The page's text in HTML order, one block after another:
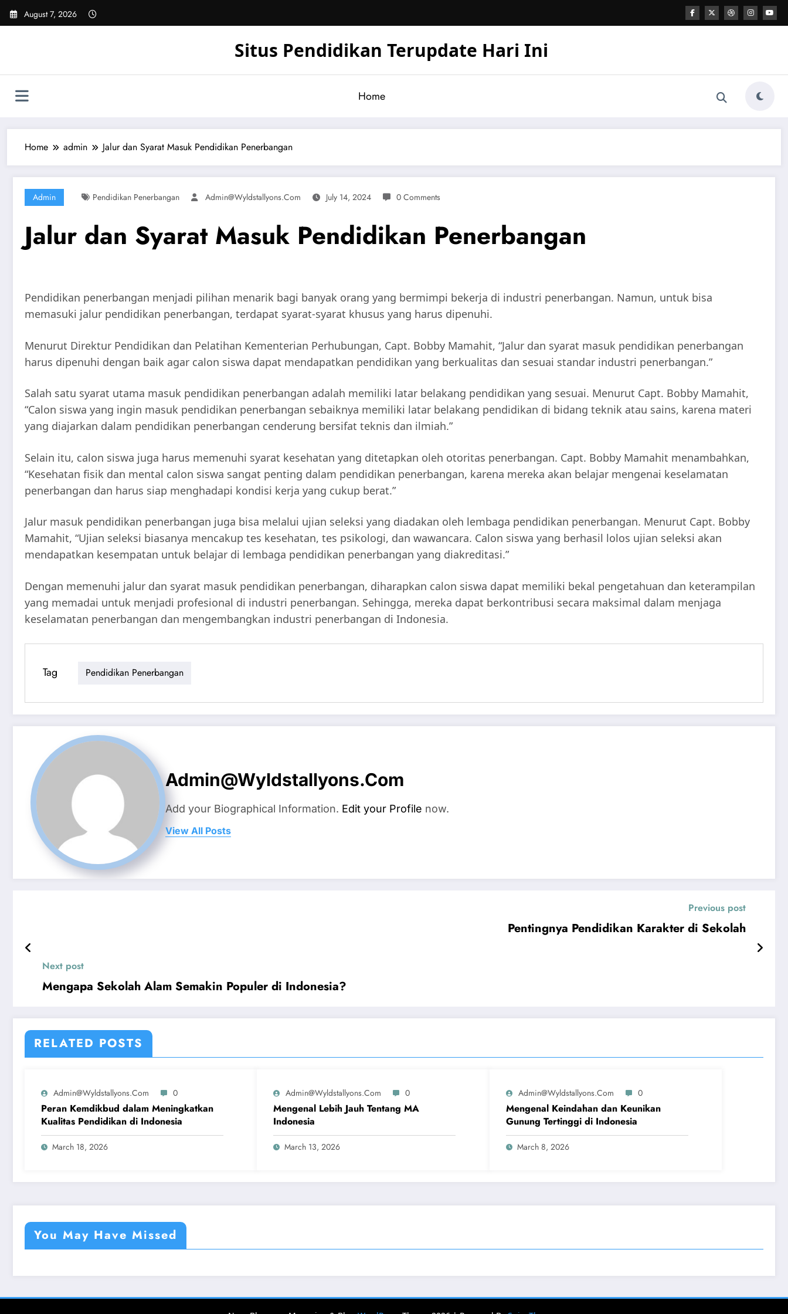
Skip
August 7, 2026
Situs Pendidikan Terupdate Hari Ini
Home
Home admin Jalur dan Syarat Masuk Pendidikan Penerbangan
Admin Pendidikan Penerbangan Admin@wyldstallyons.com July 14, 2024 0 Comments
Jalur dan Syarat Masuk Pendidikan Penerbangan
Pendidikan penerbangan menjadi pilihan menarik bagi banyak orang yang bermimpi bekerja di industri penerbangan. Namun, untuk bisa
memasuki jalur pendidikan penerbangan, terdapat syarat-syarat khusus yang harus dipenuhi.
Menurut Direktur Pendidikan dan Pelatihan Kementerian Perhubungan, Capt. Bobby Mamahit, “Jalur dan syarat masuk pendidikan penerbangan
harus dipenuhi dengan baik agar calon siswa dapat mendapatkan pendidikan yang berkualitas dan sesuai standar industri penerbangan.”
Salah satu syarat utama masuk pendidikan penerbangan adalah memiliki latar belakang pendidikan yang sesuai. Menurut Capt. Bobby Mamahit,
“Calon siswa yang ingin masuk pendidikan penerbangan sebaiknya memiliki latar belakang pendidikan di bidang teknik atau sains, karena materi
yang diajarkan dalam pendidikan penerbangan cenderung bersifat teknis dan ilmiah.”
Selain itu, calon siswa juga harus memenuhi syarat kesehatan yang ditetapkan oleh otoritas penerbangan. Capt. Bobby Mamahit menambahkan,
“Kesehatan fisik dan mental calon siswa sangat penting dalam pendidikan penerbangan, karena mereka akan belajar mengenai keselamatan
penerbangan dan harus siap menghadapi kondisi kerja yang cukup berat.”
Jalur masuk pendidikan penerbangan juga bisa melalui ujian seleksi yang diadakan oleh lembaga pendidikan penerbangan. Menurut Capt. Bobby
Mamahit, “Ujian seleksi biasanya mencakup tes kesehatan, tes psikologi, dan wawancara. Calon siswa yang berhasil lolos ujian seleksi akan
mendapatkan kesempatan untuk belajar di lembaga pendidikan penerbangan yang diakreditasi.”
Dengan memenuhi jalur dan syarat masuk pendidikan penerbangan, diharapkan calon siswa dapat memiliki bekal pengetahuan dan keterampilan
yang memadai untuk menjadi profesional di industri penerbangan. Sehingga, mereka dapat berkontribusi secara maksimal dalam menjaga
keselamatan penerbangan dan mengembangkan industri penerbangan di Indonesia.
Tag Pendidikan Penerbangan
Admin@wyldstallyons.com
Add your Biographical Information. Edit your Profile now.
View All Posts
Previous post
Pentingnya Pendidikan Karakter di Sekolah
Next post
Mengapa Sekolah Alam Semakin Populer di Indonesia?
RELATED POSTS
Admin@wyldstallyons.com 0
Peran Kemdikbud dalam Meningkatkan
Kualitas Pendidikan di Indonesia
March 18, 2026
Admin@wyldstallyons.com 0
Mengenal Lebih Jauh Tentang MA
Indonesia
March 13, 2026
Admin@wyldstallyons.com 0
Mengenal Keindahan dan Keunikan
Gunung Tertinggi di Indonesia
March 8, 2026
You May Have Missed